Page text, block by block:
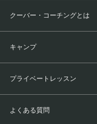
クーバー・コーチングとは
キャンプ
プライベートレッスン
よくある質問